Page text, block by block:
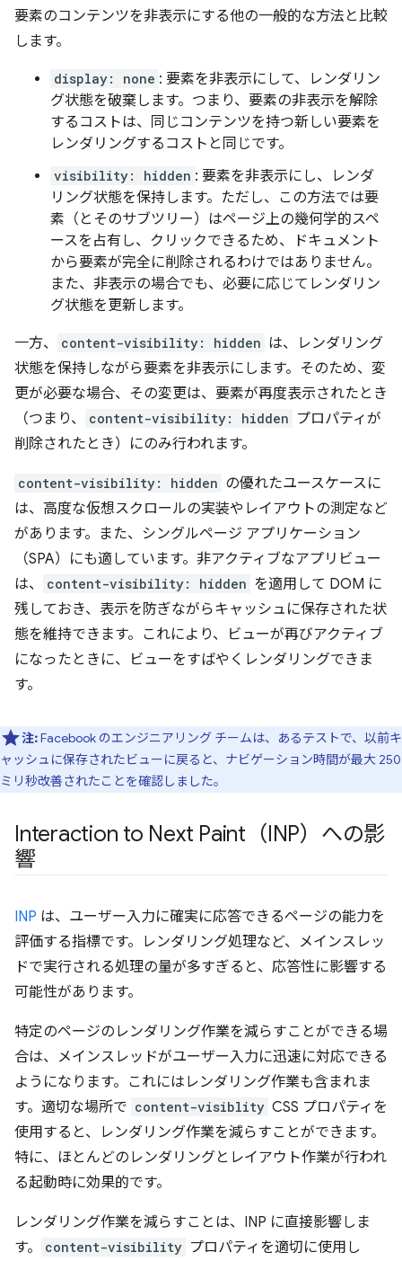
要素のコンテンツを非表示にする他の一般的な方法と比較
します。
display: none : 要素を非表示にして、レンダリン
グ状態を破棄します。つまり、要素の非表示を解除
するコストは、同じコンテンツを持つ新しい要素を
レンダリングするコストと同じです。
visibility: hidden : 要素を非表示にし、レンダ
リング状態を保持します。ただし、この方法では要
素（とそのサブツリー）はページ上の幾何学的スペ
ースを占有し、クリックできるため、ドキュメント
から要素が完全に削除されるわけではありません。
また、非表示の場合でも、必要に応じてレンダリン
グ状態を更新します。
一方、 content-visibility: hidden は、レンダリング
状態を保持しながら要素を非表示にします。そのため、変
更が必要な場合、その変更は、要素が再度表示されたとき
（つまり、
content-visibility: hidden プロパティが
削除されたとき）にのみ行われます。
content-visibility: hidden の優れたユースケースに
は、高度な仮想スクロールの実装やレイアウトの測定など
があります。また、シングルページ アプリケーション
（SPA）にも適しています。非アクティブなアプリビュー
は、
content-visibility: hidden を適用して DOM に
残しておき、表示を防ぎながらキャッシュに保存された状
態を維持できます。これにより、ビューが再びアクティブ
になったときに、ビューをすばやくレンダリングできま
す。
注:Facebook のエンジニアリング チームは、あるテストで、以前キ
ャッシュに保存されたビューに戻ると、ナビゲーション時間が最大 250
ミリ秒改善されたことを確認しました。
Interaction to Next Paint（INP）への影
響
INP は、ユーザー入力に確実に応答できるページの能力を
評価する指標です。レンダリング処理など、メインスレッ
ドで実行される処理の量が多すぎると、応答性に影響する
可能性があります。
特定のページのレンダリング作業を減らすことができる場
合は、メインスレッドがユーザー入力に迅速に対応できる
ようになります。これにはレンダリング作業も含まれま
す。適切な場所で content-visiblity CSS プロパティを
使用すると、レンダリング作業を減らすことができます。
特に、ほとんどのレンダリングとレイアウト作業が行われ
る起動時に効果的です。
レンダリング作業を減らすことは、INP に直接影響しま
す。
content-visibility プロパティを適切に使用し